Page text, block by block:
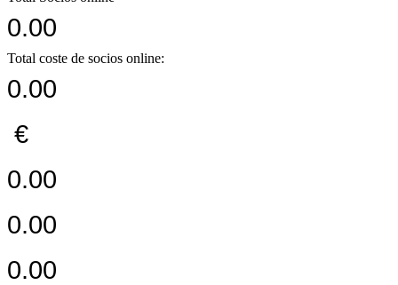
0.00
Total coste de socios online:
0.00
€
0.00
0.00
0.00